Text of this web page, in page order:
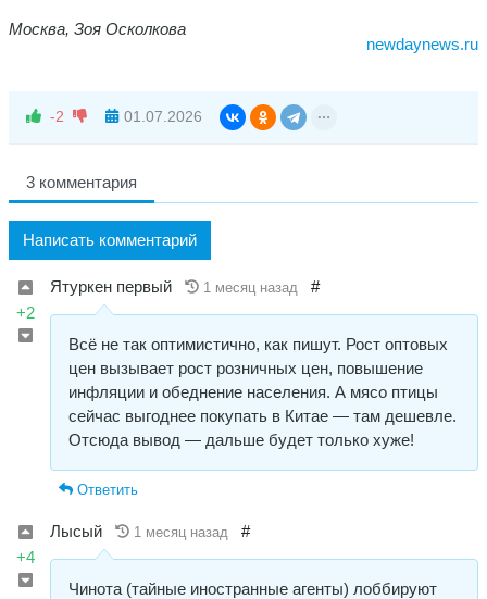
Москва, Зоя Осколкова
newdaynews.ru
-2 01.07.2026
3 комментария
Написать комментарий
+2
Ятуркен первый 1 месяц назад #
Всё не так оптимистично, как пишут. Рост оптовых
цен вызывает рост розничных цен, повышение
инфляции и обеднение населения. А мясо птицы
сейчас выгоднее покупать в Китае — там дешевле.
Отсюда вывод — дальше будет только хуже!
Ответить
+4
Лысый 1 месяц назад #
Чинота (тайные иностранные агенты) лоббируют